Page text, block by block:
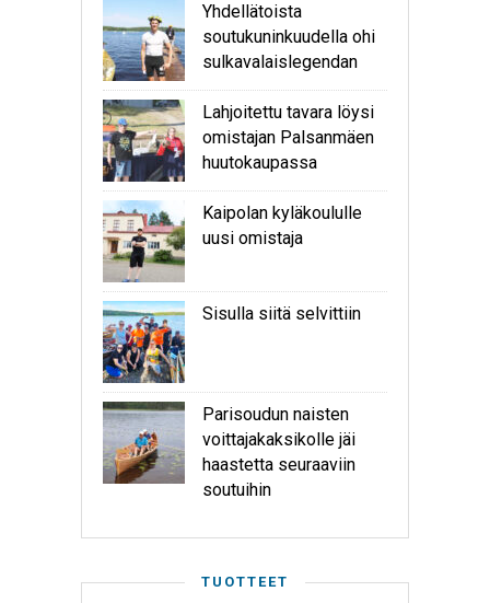
Yhdellätoista
soutukuninkuudella ohi
sulkavalaislegendan
Lahjoitettu tavara löysi
omistajan Palsanmäen
huutokaupassa
Kaipolan kyläkoululle
uusi omistaja
Sisulla siitä selvittiin
Parisoudun naisten
voittajakaksikolle jäi
haastetta seuraaviin
soutuihin
TUOTTEET